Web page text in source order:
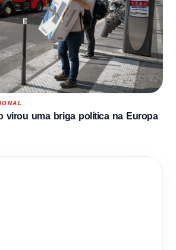
virou uma briga política na Europa